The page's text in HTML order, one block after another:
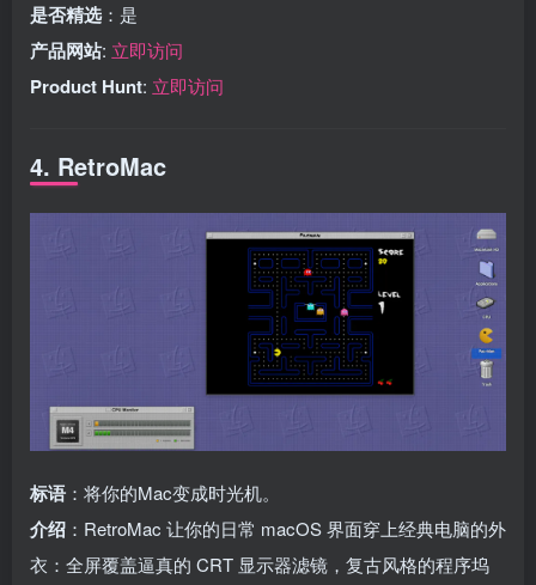
是否精选 ：是
产品网站: 立即访问
Product Hunt: 立即访问
4. RetroMac
标语 ：将你的Mac变成时光机。
介绍 ：RetroMac 让你的日常 macOS 界面穿上经典电脑的外
衣：全屏覆盖逼真的 CRT 显示器滤镜，复古风格的程序坞